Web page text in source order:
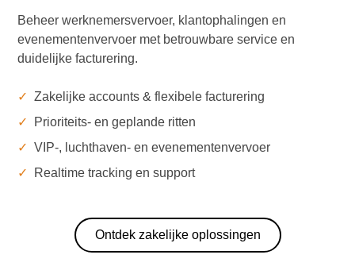
Beheer werknemersvervoer, klantophalingen en
evenementenvervoer met betrouwbare service en
duidelijke facturering.
✓
Zakelijke accounts & flexibele facturering
✓
Prioriteits- en geplande ritten
✓
VIP-, luchthaven- en evenementenvervoer
✓
Realtime tracking en support
Ontdek zakelijke oplossingen